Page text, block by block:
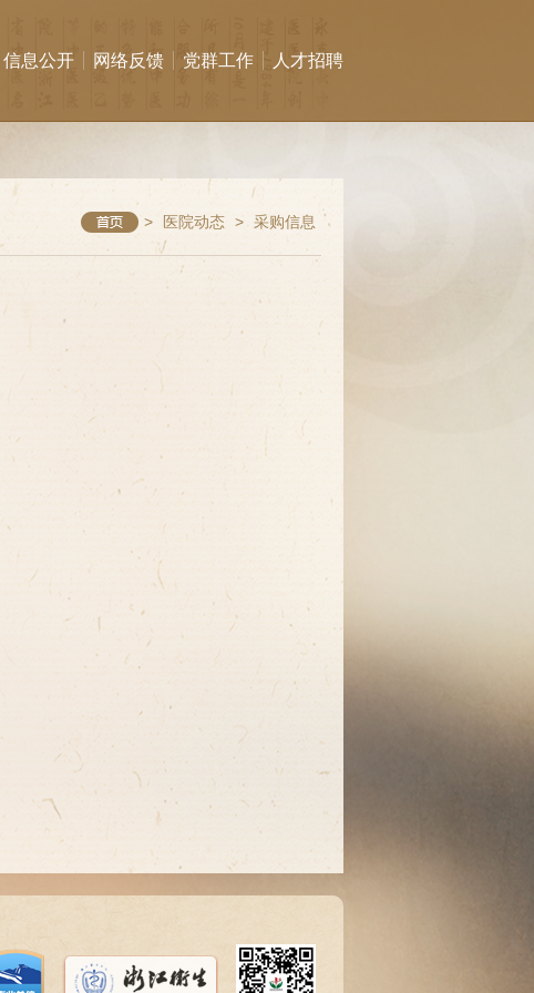
信息公开 网络反馈 党群工作 人才招聘
> 医院动态 > 采购信息